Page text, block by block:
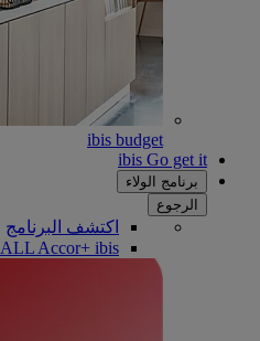
ibis budget
ibis Go get it
برنامج الولاء
الرجوع
اكتشف البرنامج
ALL Accor+ ibis - اشتراك